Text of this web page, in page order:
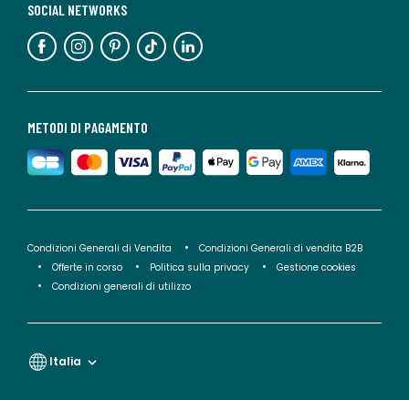
METODI DI PAGAMENTO
SOCIAL NETWORKS
Condizioni Generali di Vendita
Condizioni Generali di vendita B2B
Offerte in corso
Politica sulla privacy
Gestione cookies
Condizioni generali di utilizzo
Italia